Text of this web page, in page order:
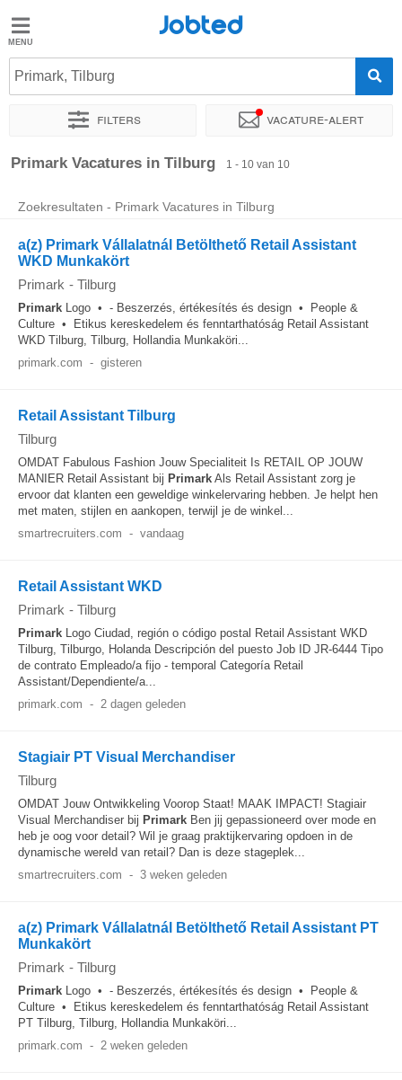
Jobted
Vacatures
Salarissen
Jobted
Primark, Tilburg
Filters Vacature-alert
Sorteer op Exacte locatie Bedrijf Soort dienstverband
Primark Vacatures in Tilburg 1 - 10 van 10
Zoekresultaten - Primark Vacatures in Tilburg
a(z) Primark Vállalatnál Betölthető Retail Assistant
WKD Munkakört
Primark - Tilburg
Primark Logo • - Beszerzés, értékesítés és design • People &
Culture • Etikus kereskedelem és fenntarthatóság Retail Assistant
WKD Tilburg, Tilburg, Hollandia Munkaköri...
primark.com - gisteren
Retail Assistant Tilburg
Tilburg
OMDAT Fabulous Fashion Jouw Specialiteit Is RETAIL OP JOUW
MANIER Retail Assistant bij Primark Als Retail Assistant zorg je
ervoor dat klanten een geweldige winkelervaring hebben. Je helpt hen
met maten, stijlen en aankopen, terwijl je de winkel...
smartrecruiters.com - vandaag
Retail Assistant WKD
Primark - Tilburg
Primark Logo Ciudad, región o código postal Retail Assistant WKD
Tilburg, Tilburgo, Holanda Descripción del puesto Job ID JR-6444 Tipo
de contrato Empleado/a fijo - temporal Categoría Retail
Assistant/Dependiente/a...
primark.com - 2 dagen geleden
Stagiair PT Visual Merchandiser
Tilburg
OMDAT Jouw Ontwikkeling Voorop Staat! MAAK IMPACT! Stagiair
Visual Merchandiser bij Primark Ben jij gepassioneerd over mode en
heb je oog voor detail? Wil je graag praktijkervaring opdoen in de
dynamische wereld van retail? Dan is deze stageplek...
smartrecruiters.com - 3 weken geleden
a(z) Primark Vállalatnál Betölthető Retail Assistant PT
Munkakört
Primark - Tilburg
Primark Logo • - Beszerzés, értékesítés és design • People &
Culture • Etikus kereskedelem és fenntarthatóság Retail Assistant
PT Tilburg, Tilburg, Hollandia Munkaköri...
primark.com - 2 weken geleden